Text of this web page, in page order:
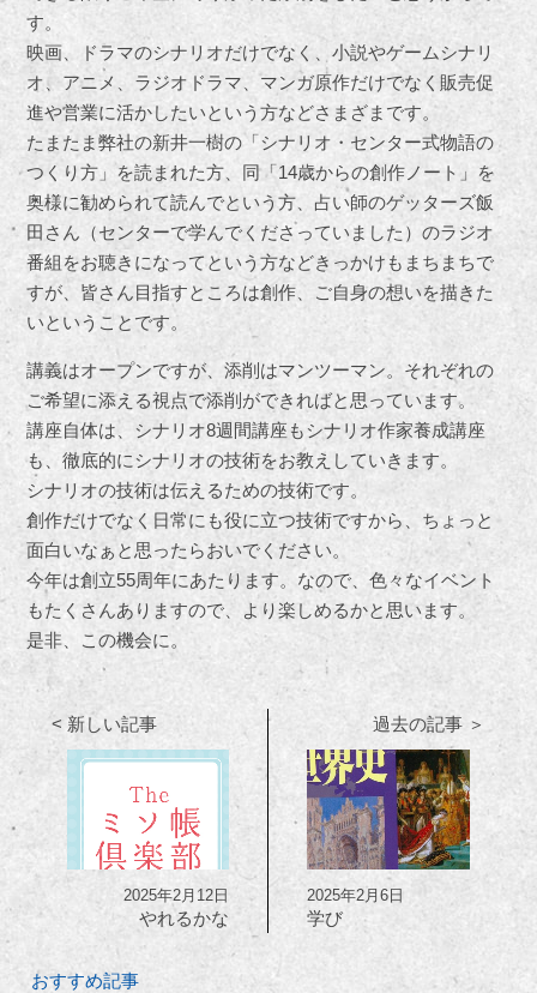
す。
映画、ドラマのシナリオだけでなく、小説やゲームシナリ
オ、アニメ、ラジオドラマ、マンガ原作だけでなく販売促
進や営業に活かしたいという方などさまざまです。
たまたま弊社の新井一樹の「シナリオ・センター式物語の
つくり方」を読まれた方、同「14歳からの創作ノート」を
奥様に勧められて読んでという方、占い師のゲッターズ飯
田さん（センターで学んでくださっていました）のラジオ
番組をお聴きになってという方などきっかけもまちまちで
すが、皆さん目指すところは創作、ご自身の想いを描きた
いということです。
講義はオープンですが、添削はマンツーマン。それぞれの
ご希望に添える視点で添削ができればと思っています。
講座自体は、シナリオ8週間講座もシナリオ作家養成講座
も、徹底的にシナリオの技術をお教えしていきます。
シナリオの技術は伝えるための技術です。
創作だけでなく日常にも役に立つ技術ですから、ちょっと
面白いなぁと思ったらおいでください。
今年は創立55周年にあたります。なので、色々なイベント
もたくさんありますので、より楽しめるかと思います。
是非、この機会に。
< 新しい記事
2025年2月12日
やれるかな
過去の記事 ＞
2025年2月6日
学び
おすすめ記事